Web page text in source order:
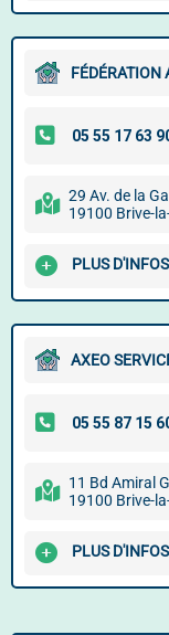
FÉDÉRATION
29 Av. de la
19100 Brive-
PLUS
AXEO
11 Bd Amiral
19100 Brive-
PLUS